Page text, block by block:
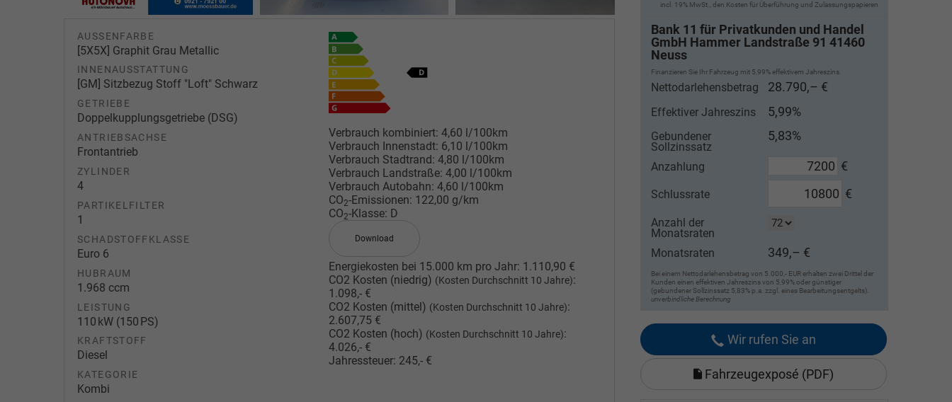
incl. 19% MwSt., den Kosten für Überführung und Zulassungspapieren
Bank 11 für Privatkunden und Handel
GmbH Hammer Landstraße 91 41460
Neuss
Finanzieren Sie Ihr Fahrzeug mit 5,99% effektivem Jahreszins.
Nettodarlehensbetrag 28.790,– €
Effektiver Jahreszins 5,99%
Gebundener
Sollzinssatz
5,83%
Anzahlung €
Schlussrate €
Anzahl der
Monatsraten
Monatsraten
349,– €
Bei einem Nettodarlehensbetrag von 5.000,- EUR erhalten zwei Drittel der
Kunden einen effektiven Jahreszins von 5,99% oder günstiger
(gebundener Sollzinssatz 5,83% p.a. zzgl. eines Bearbeitungsentgelts).
unverbindliche Berechnung
Wir rufen Sie an
Fahrzeugexposé (PDF)
AUSSENFARBE
[5X5X] Graphit Grau Metallic
INNENAUSSTATTUNG
[GM] Sitzbezug Stoff "Loft" Schwarz
GETRIEBE
Doppelkupplungsgetriebe (DSG)
ANTRIEBSACHSE
Frontantrieb
ZYLINDER
4
PARTIKELFILTER
1
SCHADSTOFFKLASSE
Euro 6
HUBRAUM
1.968 ccm
LEISTUNG
110 kW (150 PS)
KRAFTSTOFF
Diesel
KATEGORIE
Kombi
Verbrauch kombiniert: 4,60 l/100km
Verbrauch Innenstadt: 6,10 l/100km
Verbrauch Stadtrand: 4,80 l/100km
Verbrauch Landstraße: 4,00 l/100km
Verbrauch Autobahn: 4,60 l/100km
CO2-Emissionen: 122,00 g/km
CO2-Klasse: D
Download
Energiekosten bei 15.000 km pro Jahr: 1.110,90 €
CO2 Kosten (niedrig) (Kosten Durchschnitt 10 Jahre):
1.098,- €
CO2 Kosten (mittel) (Kosten Durchschnitt 10 Jahre):
2.607,75 €
CO2 Kosten (hoch) (Kosten Durchschnitt 10 Jahre):
4.026,- €
Jahressteuer: 245,- €